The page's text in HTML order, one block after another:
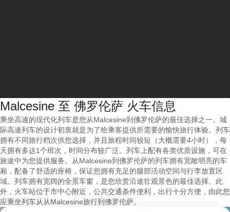
Malcesine 至 佛罗伦萨 火车信息
乘坐高速的现代化列车是您从Malcesine到佛罗伦萨的最佳选择之一。城
际高速列车的设计初衷就是为了给乘客提供所需要的愉快旅行体验。列车
拥有不同旅行档次供您选择，并且旅程时间较短（大概需要4小时），每
天拥有多达1个班次，时间分布较广泛。列车上配有各类优质设施，可在
旅途中为您提供服务。从Malcesine到佛罗伦萨的列车拥有宽敞明亮的车
厢，配备了舒适的座椅，保证您拥有充足的腿部活动空间与行李放置区
域。列车拥有宽阔的全景车窗，是您欣赏沿途壮观景色的最佳选择。此
外，火车站位于市中心附近，公共交通条件便利，出行十分方便，由此您
应乘坐列车从从Malcesine旅行到佛罗伦萨。